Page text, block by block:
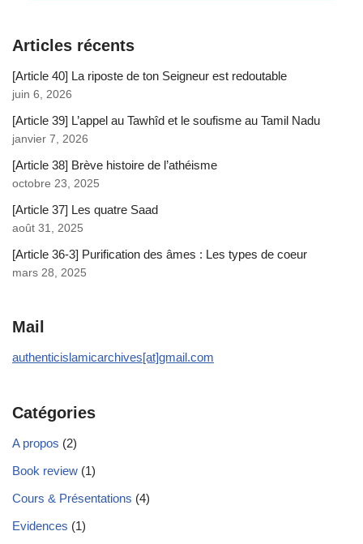
Articles récents
[Article 40] La riposte de ton Seigneur est redoutable
juin 6, 2026
[Article 39] L’appel au Tawhîd et le soufisme au Tamil Nadu
janvier 7, 2026
[Article 38] Brève histoire de l’athéisme
octobre 23, 2025
[Article 37] Les quatre Saad
août 31, 2025
[Article 36-3] Purification des âmes : Les types de coeur
mars 28, 2025
Mail
authenticislamicarchives[at]gmail.com
Catégories
A propos (2)
Book review (1)
Cours & Présentations (4)
Evidences (1)